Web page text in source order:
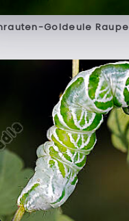
Goldeule Raupe